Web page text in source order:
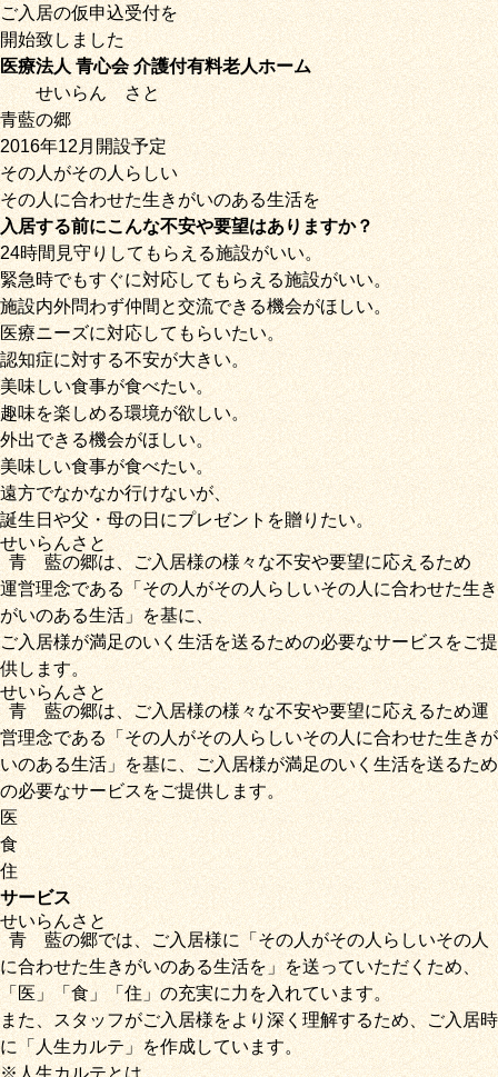
ご入居の仮申込受付を
開始致しました
医療法人 青心会 介護付有料老人ホーム
せいらんさと
青藍の郷
2016年12月開設予定
その人がその人らしい
その人に合わせた生きがいのある生活を
入居する前にこんな不安や要望はありますか？
24時間見守りしてもらえる施設がいい。
緊急時でもすぐに対応してもらえる施設がいい。
施設内外問わず仲間と交流できる機会がほしい。
医療ニーズに対応してもらいたい。
認知症に対する不安が大きい。
美味しい食事が食べたい。
趣味を楽しめる環境が欲しい。
外出できる機会がほしい。
美味しい食事が食べたい。
遠方でなかなか行けないが、
誕生日や父・母の日にプレゼントを贈りたい。
青藍
せいらん
の郷
さと
は、ご入居様の様々な不安や要望に応えるため
運営理念である「その人がその人らしいその人に合わせた生き
がいのある生活」を基に、
ご入居様が満足のいく生活を送るための必要なサービスをご提
供します。
青藍
せいらん
の郷
さと
は、ご入居様の様々な不安や要望に応えるため運
営理念である「その人がその人らしいその人に合わせた生きが
いのある生活」を基に、ご入居様が満足のいく生活を送るため
の必要なサービスをご提供します。
医
食
住
サービス
青藍
せいらん
の郷
さと
では、ご入居様に「その人がその人らしいその人
に合わせた生きがいのある生活を」を送っていただくため、
「医」 「食」「住」の充実に力を入れています。
また、スタッフがご入居様をより深く理解するため、ご入居時
に「人生カルテ」を作成しています。
※人生カルテとは